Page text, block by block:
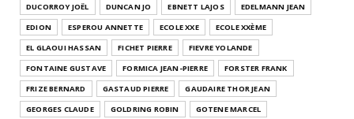
DUCORROY JOËL
DUNCAN JO EBNETT LAJOS
EDELMANN JEAN
EDION
ESPEROU ANNETTE ECOLE XXE
ECOLE XXÈME
EL GLAOUI HASSAN
FICHET PIERRE
FIEVRE YOLANDE
FONTAINE GUSTAVE
FORMICA JEAN-PIERRE
FORSTER FRANK
FRIZE BERNARD
GASTAUD PIERRE
GAUDAIRE THOR JEAN
GEORGES CLAUDE
GOLDRING ROBIN
GOTENE MARCEL